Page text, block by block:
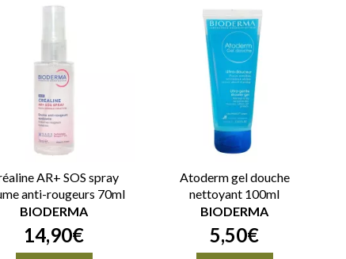
AR+ SOS spray
anti-rougeurs 70ml
BIODERMA
14,90€
Atoderm gel douche
nettoyant 100ml
BIODERMA
5,50€